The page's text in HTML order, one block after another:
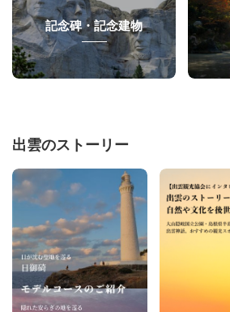
記念碑・記念建物
出雲のストーリー